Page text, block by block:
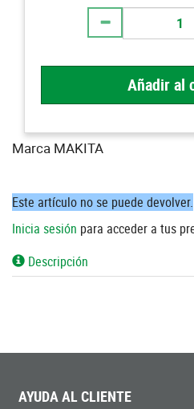
Añadir al
Marca MAKITA
Este artículo no se puede devolver.
Inicia sesión para acceder a tus
Descripción
AYUDA AL CLIENTE